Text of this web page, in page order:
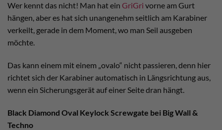
Wer kennt das nicht! Man hat ein GriGri vorne am Gurt
hängen, aber es hat sich unangenehm seitlich am Karabiner
verkeilt, gerade in dem Moment, wo man Seil ausgeben
möchte.
Das kann einem mit einem „ovalo“ nicht passieren, denn hier
richtet sich der Karabiner automatisch in Längsrichtung aus,
wenn ein Sicherungsgerät auf einer Seite dran hängt.
Black Diamond Oval Keylock Screwgate bei Big Wall &
Techno